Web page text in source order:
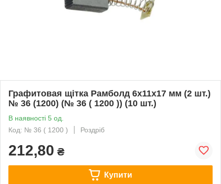
Графитовая щітка Рамболд 6x11x17 мм (2 шт.)
№ 36 (1200) (№ 36 ( 1200 )) (10 шт.)
В наявності 5 од.
Код: № 36 ( 1200 )
Роздріб
212,80 ₴
Купити